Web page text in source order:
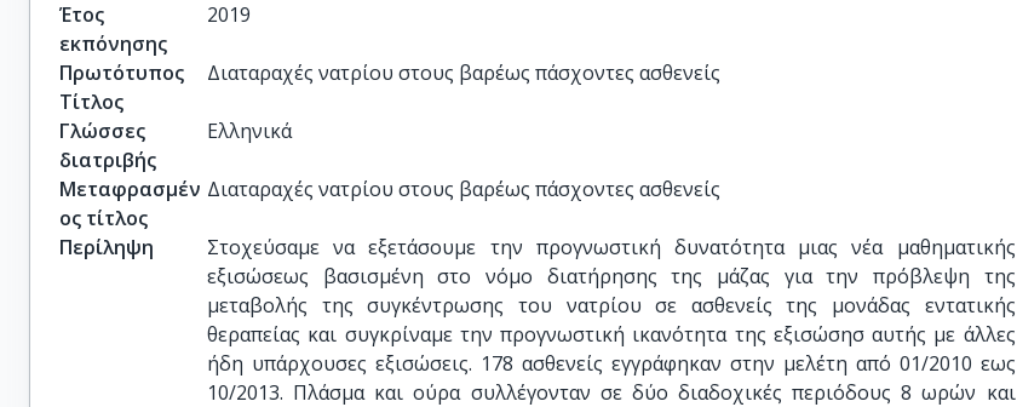
Έτος
εκπόνησης
2019
Πρωτότυπος
Τίτλος
Διαταραχές νατρίου στους βαρέως πάσχοντες ασθενείς
Γλώσσες
διατριβής
Ελληνικά
Μεταφρασμέν
ος τίτλος
Διαταραχές νατρίου στους βαρέως πάσχοντες ασθενείς
Περίληψη
Στοχεύσαμε να εξετάσουμε την προγνωστική δυνατότητα μιας νέα μαθηματικής
εξισώσεως βασισμένη στο νόμο διατήρησης της μάζας για την πρόβλεψη της
μεταβολής της συγκέντρωσης του νατρίου σε ασθενείς της μονάδας εντατικής
θεραπείας και συγκρίναμε την προγνωστική ικανότητα της εξισώσησ αυτής με άλλες
ήδη υπάρχουσες εξισώσεις. 178 ασθενείς εγγράφηκαν στην μελέτη από 01/2010 εως
10/2013. Πλάσμα και ούρα συλλέγονταν σε δύο διαδοχικές περιόδους 8 ωρών και